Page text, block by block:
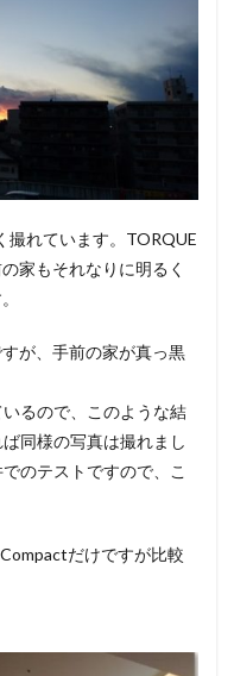
撮れています。TORQUE
家もそれなりに明るく
が、手前の家が真っ黒
るので、このような結
同様の写真は撮れまし
のテストですので、こ
だけですが比較